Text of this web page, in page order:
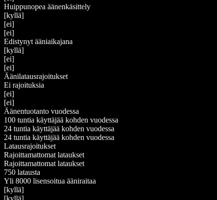
Huippunopea äänenkäsittely
[kyllä]
[ei]
[ei]
Edistynyt ääniaikajana
[kyllä]
[ei]
[ei]
Äänilatausrajoitukset
Ei rajoituksia
[ei]
[ei]
Äänentuotanto vuodessa
100 tuntia käyttäjää kohden vuodessa
24 tuntia käyttäjää kohden vuodessa
24 tuntia käyttäjää kohden vuodessa
Latausrajoitukset
Rajoittamattomat lataukset
Rajoittamattomat lataukset
750 latausta
Yli 8000 lisensoitua ääniraitaa
[kyllä]
[kyllä]